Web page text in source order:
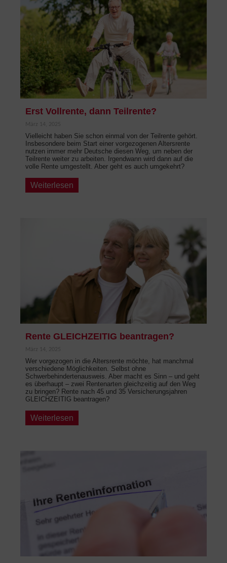
Erst Vollrente, dann Teilrente?
März 14, 2025
Vielleicht haben Sie schon einmal von der Teilrente gehört.
Insbesondere beim Start einer vorgezogenen Altersrente
nutzen immer mehr Deutsche diesen Weg, um neben der
Teilrente weiter zu arbeiten. Irgendwann wird dann auf die
volle Rente umgestellt. Aber geht es auch umgekehrt?
Weiterlesen
Rente GLEICHZEITIG beantragen?
März 14, 2025
Wer vorgezogen in die Altersrente möchte, hat manchmal
verschiedene Möglichkeiten. Selbst ohne
Schwerbehindertenausweis. Aber macht es Sinn – und geht
es überhaupt – zwei Rentenarten gleichzeitig auf den Weg
zu bringen? Rente nach 45 und 35 Versicherungsjahren
GLEICHZEITIG beantragen?
Weiterlesen